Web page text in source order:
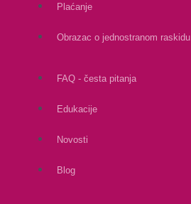
Plaćanje
Obrazac o jednostranom raskidu
FAQ - česta pitanja
Edukacije
Novosti
Blog